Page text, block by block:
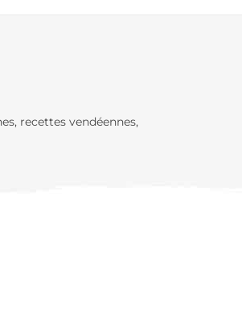
recettes vendéennes,